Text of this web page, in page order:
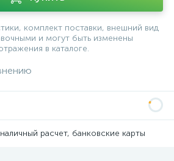
комплект поставки, внешний вид
и могут быть изменены
в каталоге.
расчет, банковские карты